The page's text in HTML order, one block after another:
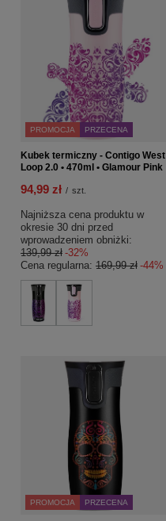
PROMOCJA PRZECENA
Kubek termiczny - Contigo West
Loop 2.0 • 470ml • Glamour Pink
94,99 zł / szt.
Najniższa cena produktu w
okresie 30 dni przed
wprowadzeniem obniżki:
139,99 zł -32%
Cena regularna: 169,99 zł -44%
PROMOCJA PRZECENA